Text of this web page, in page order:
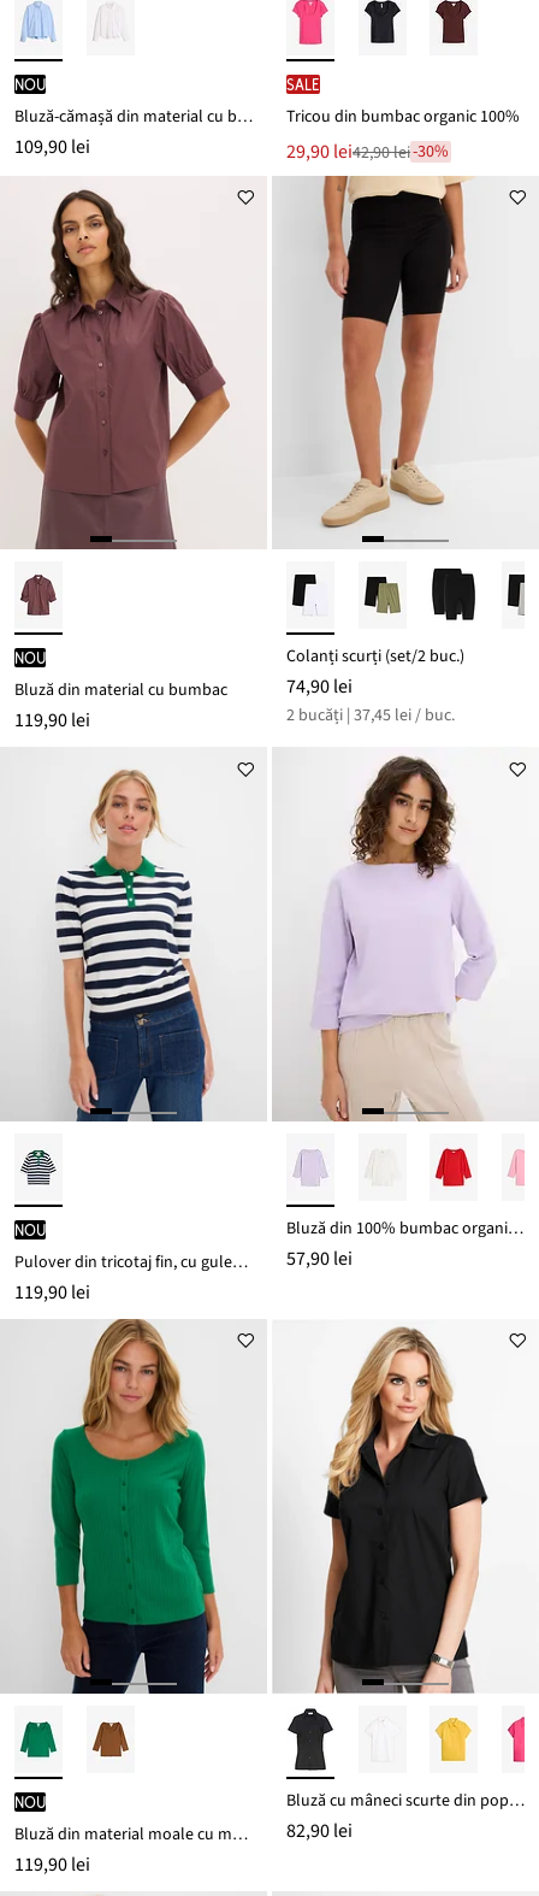
nou
Bluză-cămașă din material cu bumbac
109,90 lei
SALE
Tricou din bumbac organic 100%
Noul
preț
29,90 lei
Reducere
42,90 lei
42,90 lei-30%
nou
Bluză din material cu bumbac
119,90 lei
Colanți scurți (set/2 buc.)
74,90 lei
2 bucăți | 37,45 lei / buc.
nou
Pulover din tricotaj fin, cu guler polo
119,90 lei
Bluză din 100% bumbac organic gros
57,90 lei
nou
Bluză din material moale cu modal
119,90 lei
Bluză cu mâneci scurte din poplin
82,90 lei